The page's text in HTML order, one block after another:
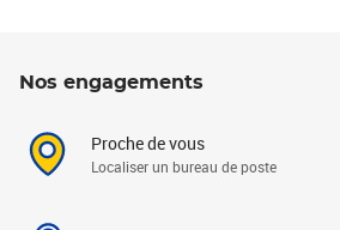
Nos engagements
Proche de vous
Localiser un bureau de poste